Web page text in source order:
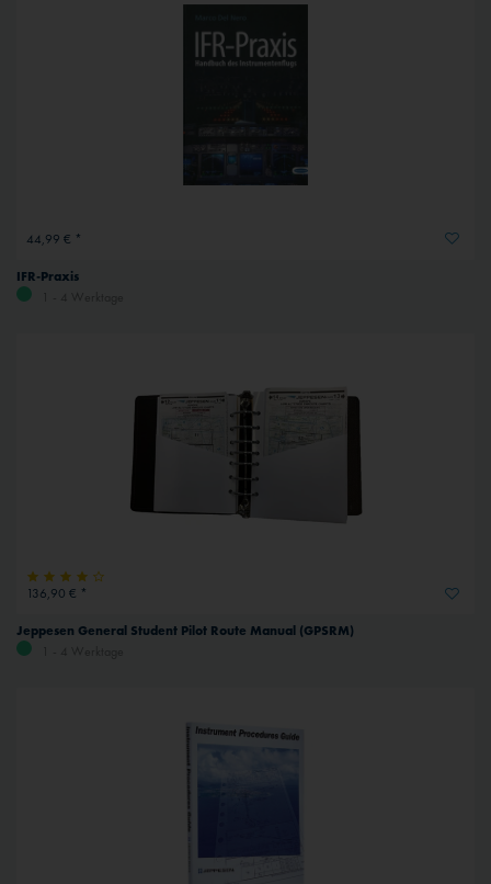
44,99 € *
IFR-Praxis
136,90 € *
Jeppesen General Student Pilot Route Manual (GPSRM)